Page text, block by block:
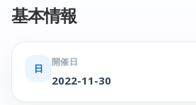
基本情報
日
開催日
2022-11-30